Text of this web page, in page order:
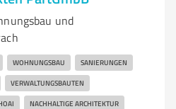
und
WOHNUNGSBAU SANIERUNGEN
VERWALTUNGSBAUTEN
NACHHALTIGE ARCHITEKTUR